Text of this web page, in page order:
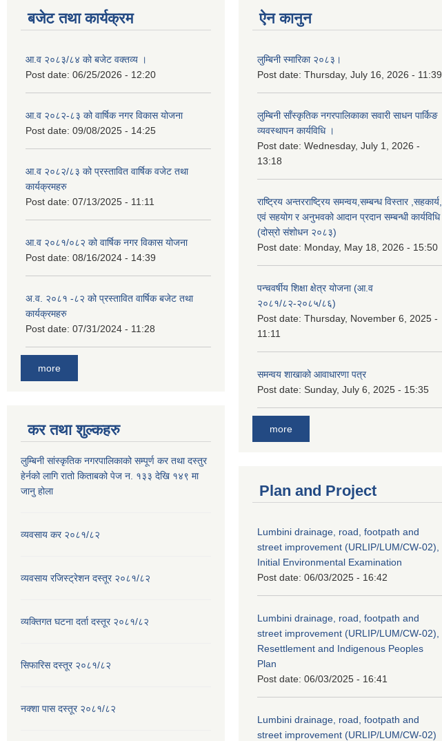
बजेट तथा कार्यक्रम
आ.व २०८३/८४ को बजेट वक्तव्य ।
Post date: 06/25/2026 - 12:20
आ.व २०८२-८३ को वार्षिक नगर विकास योजना
Post date: 09/08/2025 - 14:25
आ.व २०८२/८३ को प्रस्तावित वार्षिक वजेट तथा
कार्यक्रमहरु
Post date: 07/13/2025 - 11:11
आ.व २०८१/०८२ को वार्षिक नगर विकास योजना
Post date: 08/16/2024 - 14:39
अ.व. २०८१ -८२ को प्रस्तावित वार्षिक बजेट तथा
कार्यक्रमहरु
Post date: 07/31/2024 - 11:28
more
कर तथा शुल्कहरु
लुम्बिनी सांस्कृतिक नगरपालिकाको सम्पूर्ण कर तथा दस्तुर
हेर्नको लागि रातो किताबको पेज न. १३३ देखि १४९ मा
जानु होला
व्यवसाय कर २०८१/८२
व्यवसाय रजिस्ट्रेशन दस्तूर २०८१/८२
व्यक्तिगत घटना दर्ता दस्तूर २०८१/८२
सिफारिस दस्तूर २०८१/८२
नक्शा पास दस्तूर २०८१/८२
ऐन कानुन
लुम्बिनी स्मारिका २०८३।
Post date: Thursday, July 16, 2026 - 11:39
लुम्बिनी साँस्कृतिक नगरपालिकाका सवारी साधन पार्किङ
व्यवस्थापन कार्यविधि ।
Post date: Wednesday, July 1, 2026 -
13:18
राष्ट्रिय अन्तरराष्ट्रिय समन्वय,सम्बन्ध विस्तार ,सहकार्य,
एवं सहयोग र अनुभवको आदान प्रदान सम्बन्धी कार्यविधि
(दोस्रो संशोधन २०८३)
Post date: Monday, May 18, 2026 - 15:50
पन्चवर्षीय शिक्षा क्षेत्र योजना (आ.व
२०८१/८२-२०८५/८६)
Post date: Thursday, November 6, 2025 -
11:11
समन्वय शाखाको आवाधारणा पत्र
Post date: Sunday, July 6, 2025 - 15:35
more
Plan and Project
Lumbini drainage, road, footpath and
street improvement (URLIP/LUM/CW-02),
Initial Environmental Examination
Post date: 06/03/2025 - 16:42
Lumbini drainage, road, footpath and
street improvement (URLIP/LUM/CW-02),
Resettlement and Indigenous Peoples
Plan
Post date: 06/03/2025 - 16:41
Lumbini drainage, road, footpath and
street improvement (URLIP/LUM/CW-02)